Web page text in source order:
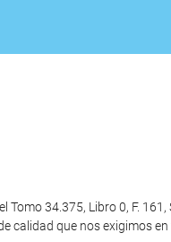
Tomo 34.375, Libro 0, F.
calidad que nos exigimos